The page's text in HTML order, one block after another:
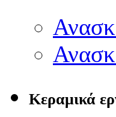
Κεραμικά